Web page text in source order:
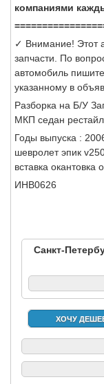
компаниями
✓ Внимание! Этот
запчасти. По
автомобиль
указанному в
Разборка на Б/У
МКП седан
Годы выпуска :
шевролет эпик
вставка окантовка
ИНВ0626
Санкт-
ХОЧУ